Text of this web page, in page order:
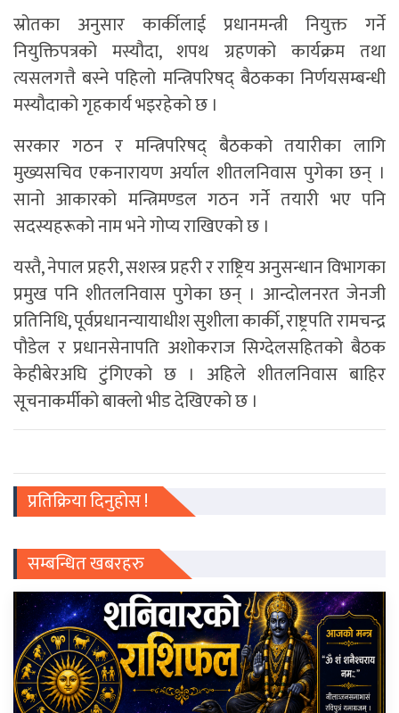
स्रोतका अनुसार कार्कीलाई प्रधानमन्त्री नियुक्त गर्ने
नियुक्तिपत्रको मस्यौदा, शपथ ग्रहणको कार्यक्रम तथा
त्यसलगत्तै बस्ने पहिलो मन्त्रिपरिषद् बैठकका निर्णयसम्बन्धी
मस्यौदाको गृहकार्य भइरहेको छ ।
सरकार गठन र मन्त्रिपरिषद् बैठकको तयारीका लागि
मुख्यसचिव एकनारायण अर्याल शीतलनिवास पुगेका छन् ।
सानो आकारको मन्त्रिमण्डल गठन गर्ने तयारी भए पनि
सदस्यहरूको नाम भने गोप्य राखिएको छ ।
यस्तै, नेपाल प्रहरी, सशस्त्र प्रहरी र राष्ट्रिय अनुसन्धान विभागका
प्रमुख पनि शीतलनिवास पुगेका छन् । आन्दोलनरत जेनजी
प्रतिनिधि, पूर्वप्रधानन्यायाधीश सुशीला कार्की, राष्ट्रपति रामचन्द्र
पौडेल र प्रधानसेनापति अशोकराज सिग्देलसहितको बैठक
केहीबेरअघि टुंगिएको छ । अहिले शीतलनिवास बाहिर
सूचनाकर्मीको बाक्लो भीड देखिएको छ ।
प्रतिक्रिया दिनुहोस !
सम्बन्धित खबरहरु